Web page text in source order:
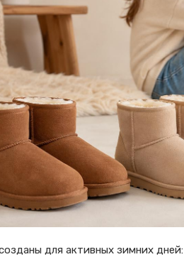
созданы для активных зимних